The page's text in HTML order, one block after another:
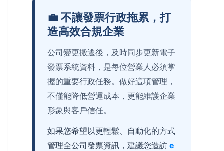
💼 不讓發票行政拖累，打
造高效合規企業
公司變更搬遷後，及時同步更新電子
發票系統資料，是每位營業人必須掌
握的重要行政任務。做好這項管理，
不僅能降低營運成本，更能維護企業
形象與客戶信任。
如果您希望以更輕鬆、自動化的方式
管理全公司發票資訊，建議您造訪 e